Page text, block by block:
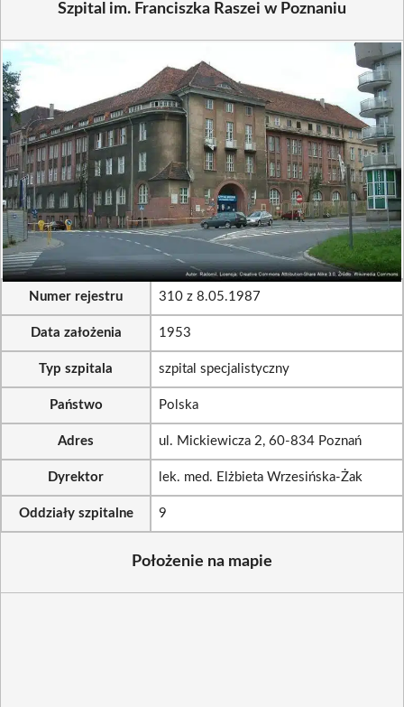
Szpital im. Franciszka Raszei w Poznaniu
Numer rejestru 310 z 8.05.1987
Data założenia 1953
Typ szpitala szpital specjalistyczny
Państwo Polska
Adres ul. Mickiewicza 2, 60-834 Poznań
Dyrektor lek. med. Elżbieta Wrzesińska-Żak
Oddziały szpitalne 9
Położenie na mapie